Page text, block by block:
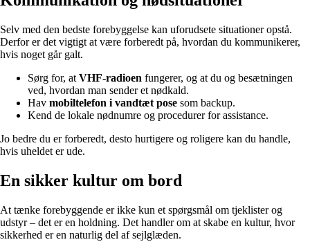
Selv med den bedste forebyggelse kan uforudsete situationer opstå.
Derfor er det vigtigt at være forberedt på, hvordan du kommunikerer,
hvis noget går galt.
Sørg for, at VHF-radioen fungerer, og at du og besætningen
ved, hvordan man sender et nødkald.
Hav mobiltelefon i vandtæt pose som backup.
Kend de lokale nødnumre og procedurer for assistance.
Jo bedre du er forberedt, desto hurtigere og roligere kan du handle,
hvis uheldet er ude.
En sikker kultur om bord
At tænke forebyggende er ikke kun et spørgsmål om tjeklister og
udstyr – det er en holdning. Det handler om at skabe en kultur, hvor
sikkerhed er en naturlig del af sejlglæden.